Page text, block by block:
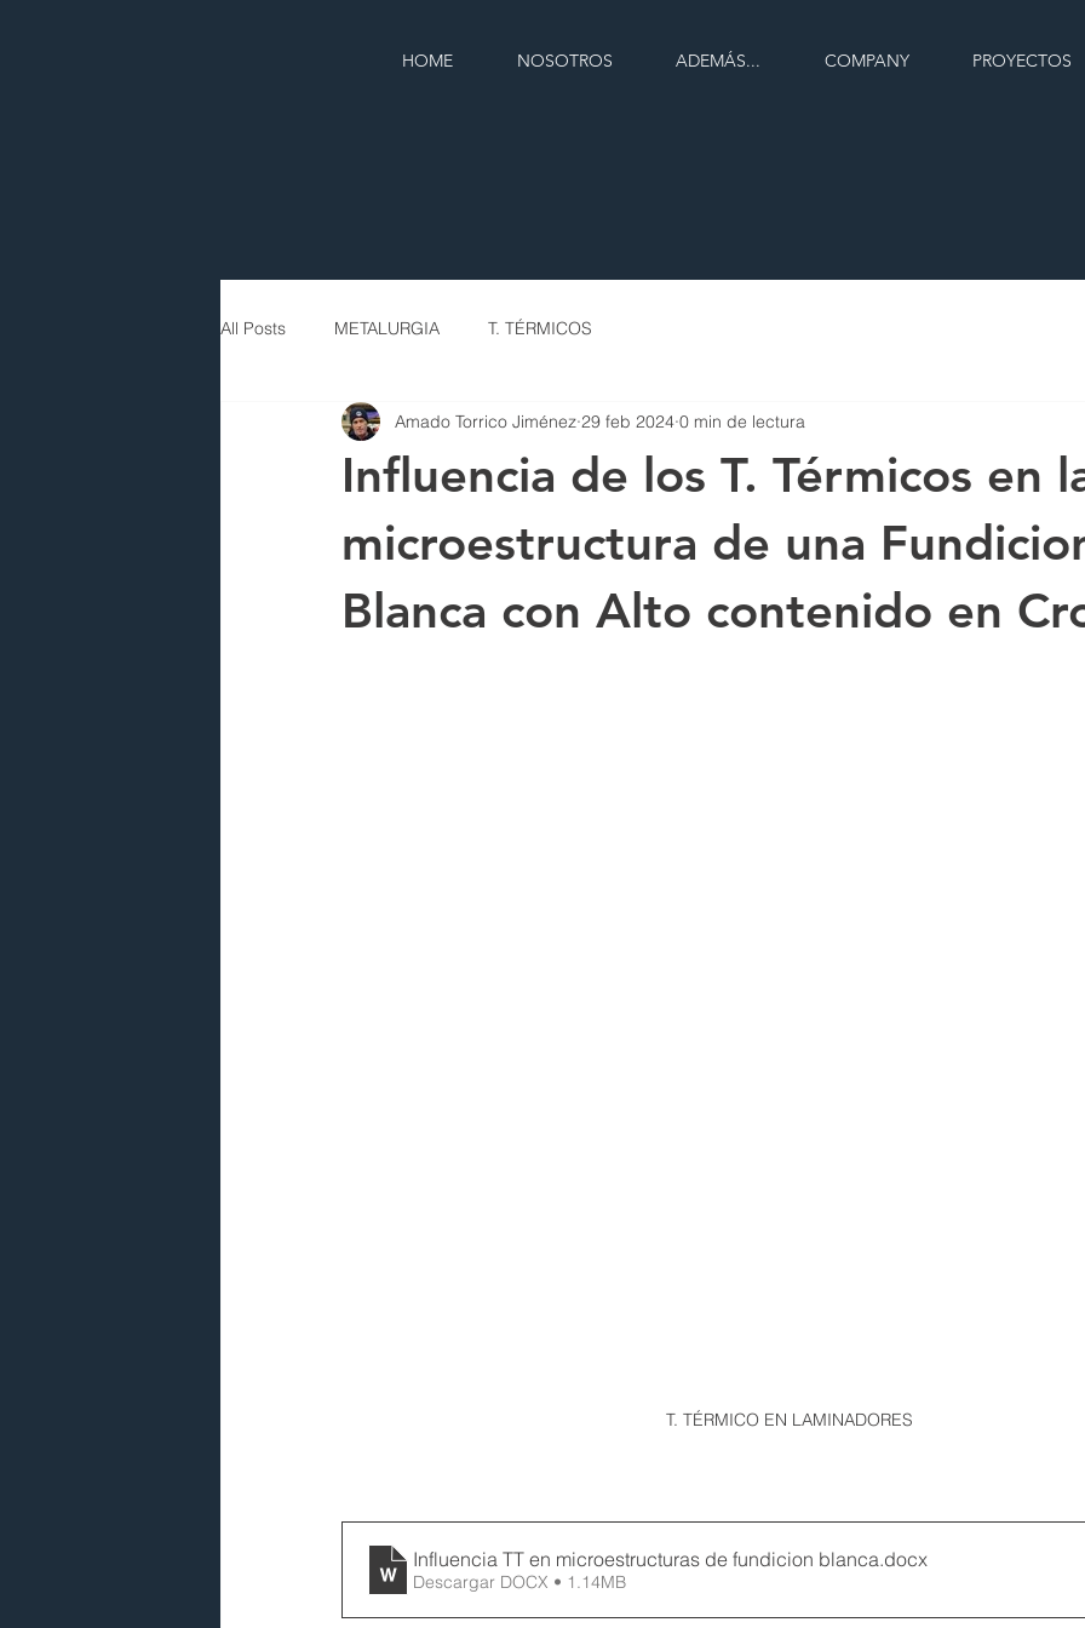
HOME NOSOTROS ADEMÁS... COMPANY PROYECTOS
All Posts METALURGIA T. TÉRMICOS
Influencia de los T. Térmicos en
microestructura de una
Blanca con Alto contenido en
Amado Torrico Jiménez 29 feb 2024 0 min de lectura
T. TÉRMICO EN LAMINADORES
Influencia TT en microestructuras de fundicion blanca.docx
Descargar DOCX • 1.14MB